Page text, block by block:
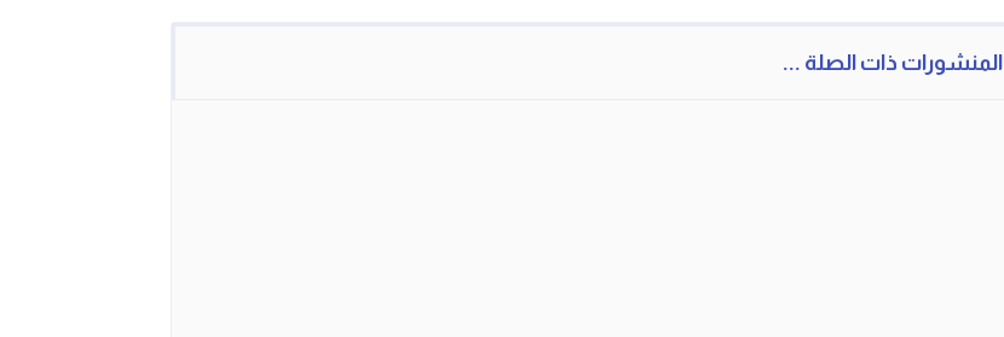
المنشورات ذات الصلة ...